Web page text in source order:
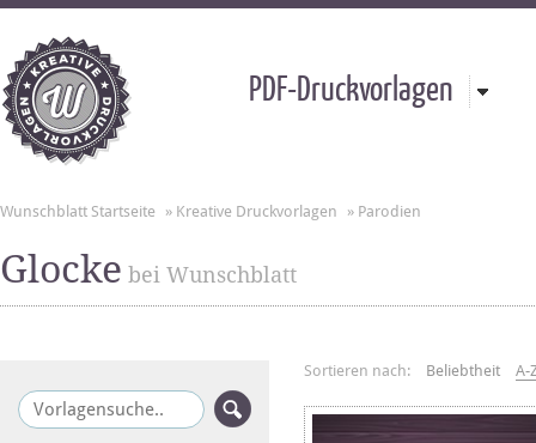
PDF-Druckvorlagen
Wunschblatt Startseite » Kreative Druckvorlagen » Parodien
Glocke bei Wunschblatt
Sortieren nach: Beliebtheit A-